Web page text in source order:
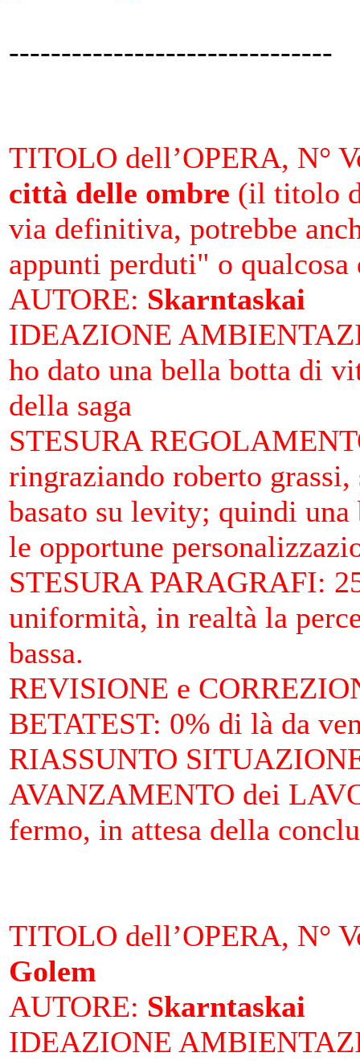
-------------------------------
TITOLO dell’OPERA, N°
città delle ombre (il titolo
via definitiva, potrebbe
appunti perduti" o qualcosa
AUTORE: Skarntaskai
IDEAZIONE
ho dato una bella botta di
della saga
STESURA
ringraziando roberto
basato su levity; quindi una
le opportune
STESURA PARAGRAFI:
uniformità, in realtà la
bassa.
REVISIONE e
BETATEST: 0% di là da
RIASSUNTO
AVANZAMENTO dei
fermo, in attesa della
TITOLO dell’OPERA, N°
Golem
AUTORE: Skarntaskai
IDEAZIONE